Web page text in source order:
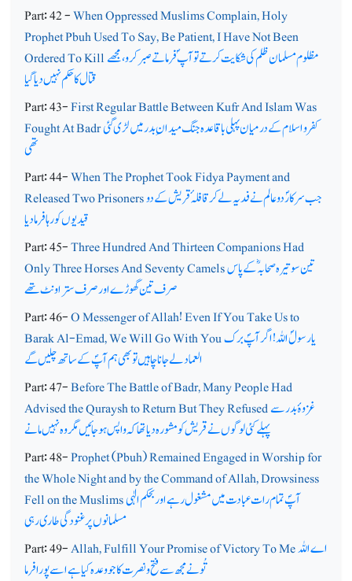
Part: 42 -When Oppressed Muslims Complain, Holy
Prophet Pbuh Used To Say, Be Patient, I Have Not Been
Ordered To Killمظلوم مسلمان ظلم کی شکایت کرتے توآپ ؐ فرماتے صبرکرو،مجھے
قتال کا حکم نہیں دیا گیا
Part: 43-First Regular Battle Between Kufr And Islam Was
Fought At Badrکفر و اسلام کے درمیان پہلی باقاعدہ جنگ میدان ِ بدر میں لڑی گئی
تھی
Part: 44-When The Prophet Took Fidya Payment and
Released Two Prisonersجب سرکارؐ دوعالم نے فدیہ لے کر قافلہ ٔ قریش کے دو
قیدیوں کو رہا فرما دیا
Part: 45-Three Hundred And Thirteen Companions Had
Only Three Horses And Seventy Camelsتین سو تیرہ صحابہ ؓکے پاس
صرف تین گھوڑے اور صرف ستر اونٹ تھے
Part: 46-O Messenger of Allah! Even If You Take Us to
Barak Al-Emad, We Will Go With Youیارسولؐ اللہ ! اگر آپؐ برک
العماد لے جانا چاہیں تو بھی ہم آپؐ کے ساتھ چلیں گے
Part: 47-Before The Battle of Badr, Many People Had
Advised the Quraysh to Return But They Refusedغزوۂ بدر سے
پہلے کئی لوگوں نے قریش کو مشورہ دیا تھا کہ واپس ہوجائیں مگر وہ نہیں مانے
Part: 48-Prophet (Pbuh) Remained Engaged in Worship for
the Whole Night and by the Command of Allah, Drowsiness
Fell on the Muslimsآپؐ تمام رات عبادت میں مشغول رہے اور بحکم الٰہی
مسلمانوں پر غنودگی طاری رہی
Part: 49-Allah, Fulfill Your Promise of Victory To Meاے اللہ
تُونے مجھ سے فتح و نصرت کا جو وعدہ کیا ہے اسے پورا فرما